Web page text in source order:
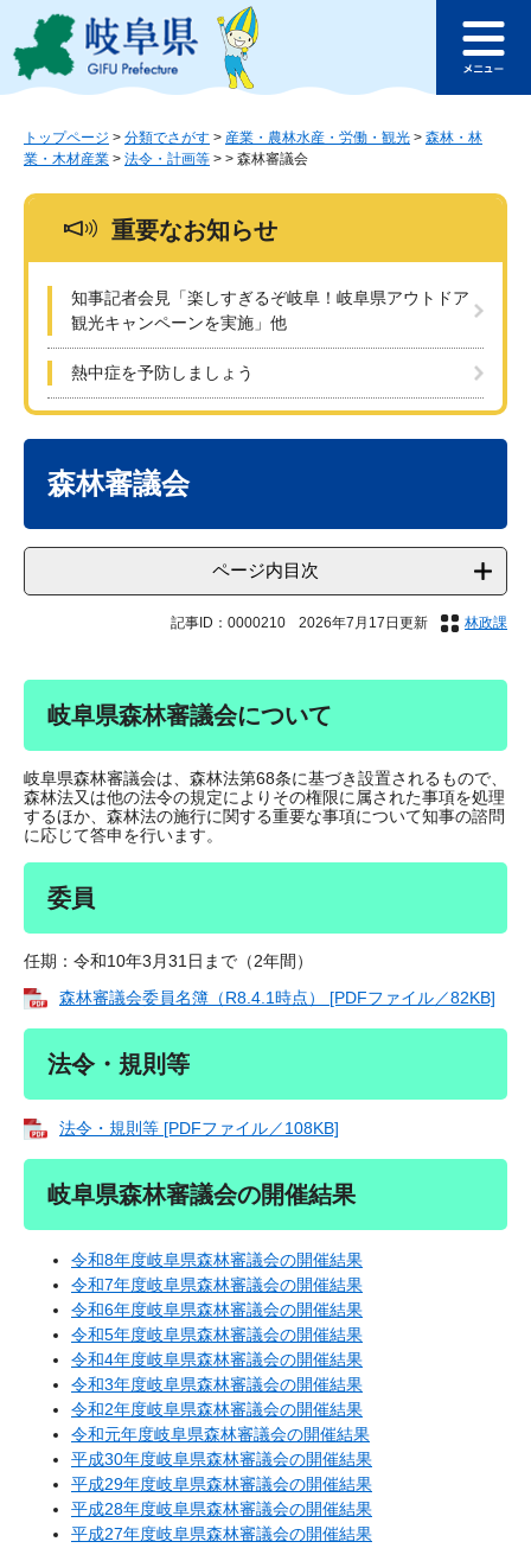
ジ
ュ
このページの本文へ
ュ
トップページ > 分類でさがす > 産業・農林水産・労働・観光 > 森林・林
業・木材産業 > 法令・計画等 > > 森林審議会
重要なお知らせ
知事記者会見「楽しすぎるぞ岐阜！岐阜県アウトドア
観光キャンペーンを実施」他
熱中症を予防しましょう
森林審議会
ページ内目次
記事ID：0000210 2026年7月17日更新 林政課
岐阜県森林審議会について
岐阜県森林審議会は、森林法第68条に基づき設置されるもので、
森林法又は他の法令の規定によりその権限に属された事項を処理
するほか、森林法の施行に関する重要な事項について知事の諮問
に応じて答申を行います。
委員
任期：令和10年3月31日まで（2年間）
森林審議会委員名簿（R8.4.1時点） [PDFファイル／82KB]
法令・規則等
法令・規則等 [PDFファイル／108KB]
岐阜県森林審議会の開催結果
令和8年度岐阜県森林審議会の開催結果
令和7年度岐阜県森林審議会の開催結果
令和6年度岐阜県森林審議会の開催結果
令和5年度岐阜県森林審議会の開催結果
令和4年度岐阜県森林審議会の開催結果
令和3年度岐阜県森林審議会の開催結果
令和2年度岐阜県森林審議会の開催結果
令和元年度岐阜県森林審議会の開催結果
平成30年度岐阜県森林審議会の開催結果
平成29年度岐阜県森林審議会の開催結果
平成28年度岐阜県森林審議会の開催結果
平成27年度岐阜県森林審議会の開催結果